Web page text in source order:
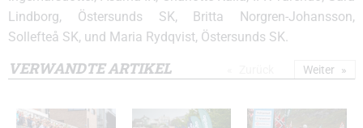
Lindborg, Östersunds SK, Britta Norgren-Johansson,
Sollefteå SK, und Maria Rydqvist, Östersunds SK.
VERWANDTE ARTIKEL Weiter